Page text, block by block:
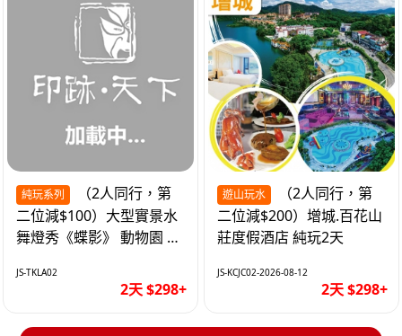
純玩系列
二位減$100）大型實景水
舞燈秀《蝶影》 動物園 水
純玩2天
JS-TKLA02
2天 $298+
遊山玩水
二位減$200）增城.百花山
莊度假酒店 純玩2天
JS-KCJC02-2026-08-12
2天 $298+